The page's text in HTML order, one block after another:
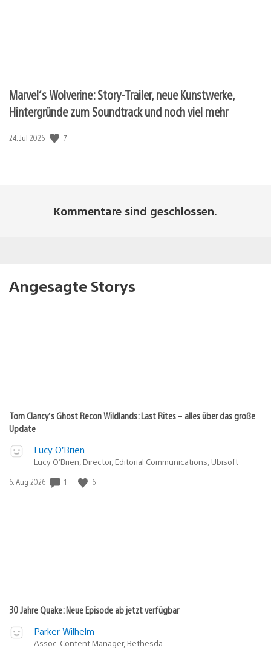
Marvel‘s Wolverine: Story-Trailer, neue Kunstwerke,
Hintergründe zum Soundtrack und noch viel mehr
Veröffentlichungsdatum:
24. Jul 2026 7
Kommentare sind geschlossen.
Angesagte Storys
Tom Clancy’s Ghost Recon Wildlands: Last Rites – alles über das große
Update
Lucy O’Brien
Lucy O’Brien, Director, Editorial Communications, Ubisoft
Veröffentlichungsdatum:
6. Aug 2026 1 6
30 Jahre Quake: Neue Episode ab jetzt verfügbar
Parker Wilhelm
Assoc. Content Manager, Bethesda